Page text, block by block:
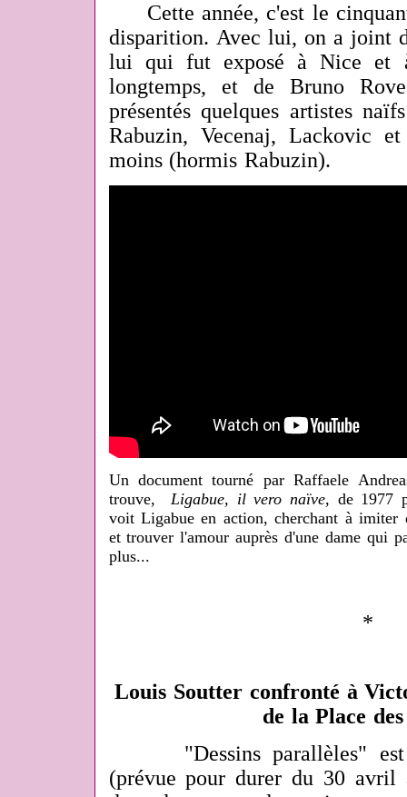
Cette année, c'est le
disparition. Avec lui, on a joint
lui qui fut exposé à Nice et
longtemps, et de Bruno
présentés quelques artistes
Rabuzin, Vecenaj, Lackovic
moins (hormis Rabuzin).
Un document tourné par Raffaele
trouve, Ligabue, il vero naïve, de 1977
voit Ligabue en action, cherchant à imiter
et trouver l'amour auprès d'une dame qui
plus...
*
Louis Soutter confronté à
de la Place des
"Dessins parallèles" est
(prévue pour durer du 30 avril